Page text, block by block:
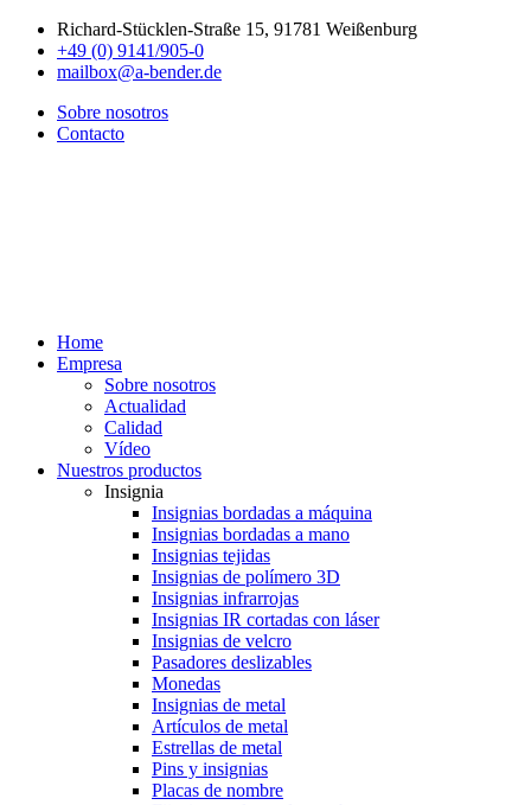
Richard-Stücklen-Straße 15, 91781 Weißenburg
+49 (0) 9141/905-0
mailbox@a-bender.de
Sobre nosotros
Contacto
Home
Empresa
Sobre nosotros
Actualidad
Calidad
Vídeo
Nuestros productos
Insignia
Insignias bordadas a máquina
Insignias bordadas a mano
Insignias tejidas
Insignias de polímero 3D
Insignias infrarrojas
Insignias IR cortadas con láser
Insignias de velcro
Pasadores deslizables
Monedas
Insignias de metal
Artículos de metal
Estrellas de metal
Pins y insignias
Placas de nombre